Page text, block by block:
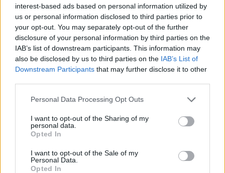
interest-based ads based on personal information utilized by
us or personal information disclosed to third parties prior to
your opt-out. You may separately opt-out of the further
disclosure of your personal information by third parties on the
IAB’s list of downstream participants. This information may
also be disclosed by us to third parties on the IAB’s List of
Downstream Participants that may further disclose it to other
Personal Data Processing Opt Outs
I want to opt-out of the Sharing of my
personal data.
Opted In
I want to opt-out of the Sale of my
Personal Data.
Opted In
Η σύνδεση αυτή δεν στηρίζει μόνο την κληρονομιά και την
αισθητική του οίκου, αλλά αναδεικνύει και την
διεπιστημονικότητα του Munari. Όπως ακριβώς και ο οίκος
Bottega Veneta μέσα από τον τρόπο λειτουργίας του και μέσα
από την τεχνική παραγωγής και τη δομή του Intrecciato
αντιπροσωπεύει τη συνάντηση της τέχνης, της τεχνογνωσίας